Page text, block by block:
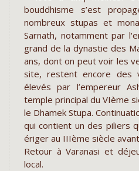
bouddhisme s’est
nombreux stupas et
Sarnath, notamment par
grand de la dynastie des
ans, dont on peut voir les
site, restent encore des
élevés par l’empereur
temple principal du VIème
le Dhamek Stupa.
qui contient un des piliers
ériger au IIIème siècle
Retour à Varanasi et
local.